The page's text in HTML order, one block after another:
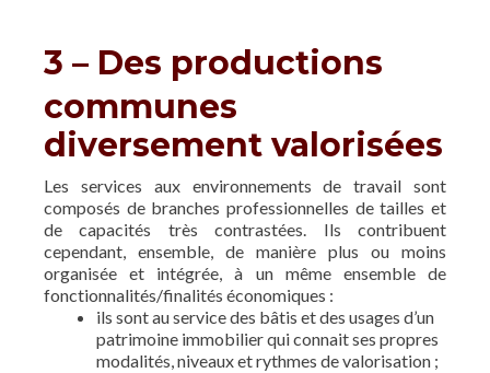
3 – Des productions
communes
diversement valorisées
Les services aux environnements de travail sont
composés de branches professionnelles de tailles et
de capacités très contrastées. Ils contribuent
cependant, ensemble, de manière plus ou moins
organisée et intégrée, à un même ensemble de
fonctionnalités/finalités économiques :
ils sont au service des bâtis et des usages d’un
patrimoine immobilier qui connait ses propres
modalités, niveaux et rythmes de valorisation ;